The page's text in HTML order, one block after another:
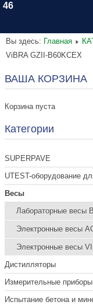
46
Вы здесь: Главная
ViBRA GZII-B60KCEX
ВАША КОРЗИНА
Корзина пуста
Категории
SUPERPAVE
UTEST-оборудование
Весы
Лабораторные весы
Электронные весы
Электронные весы
Дистилляторы
Измерительные приборы
Испытание бетона и